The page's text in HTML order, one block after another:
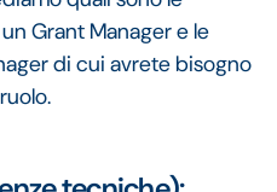
Grant Manager e le
di cui avrete bisogno